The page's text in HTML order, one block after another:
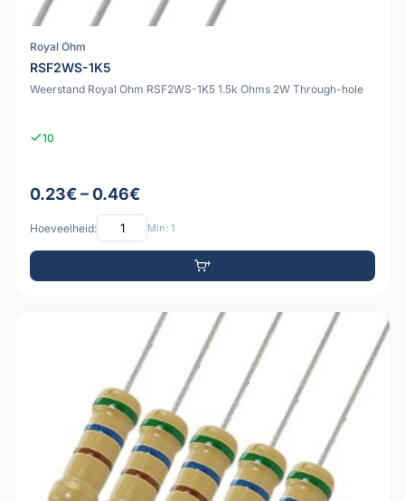
Royal Ohm
RSF2WS-1K5
Weerstand Royal Ohm RSF2WS-1K5 1.5k Ohms 2W Through-hole
10
0.23€ – 0.46€
Hoeveelheid: Min: 1